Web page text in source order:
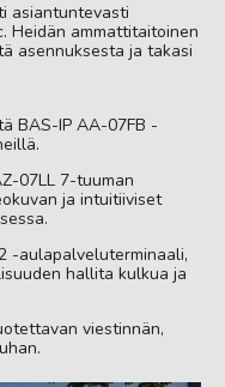
asiantuntevasti
Heidän ammattitaitoinen
asennuksesta ja takasi
BAS-IP AA-07FB -
07LL 7-tuuman
ja intuitiiviset
-aulapalveluterminaali,
hallita kulkua ja
viestinnän,